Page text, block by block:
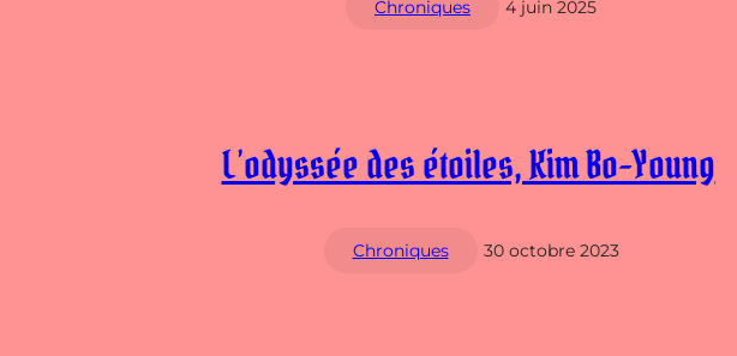
Chroniques 4 juin 2025
L’odyssée des étoiles, Kim Bo-Young
Chroniques 30 octobre 2023